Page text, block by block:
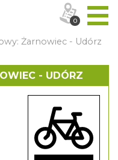
Żarnowiec - Udórz
- UDÓRZ
0